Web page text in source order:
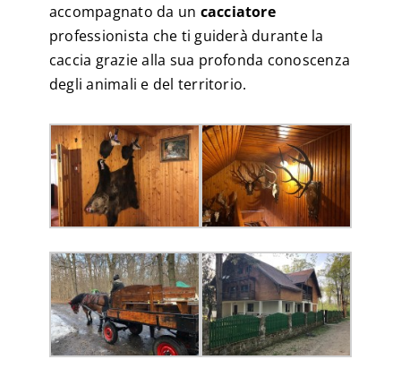
accompagnato da un cacciatore
professionista che ti guiderà durante la
caccia grazie alla sua profonda conoscenza
degli animali e del territorio.